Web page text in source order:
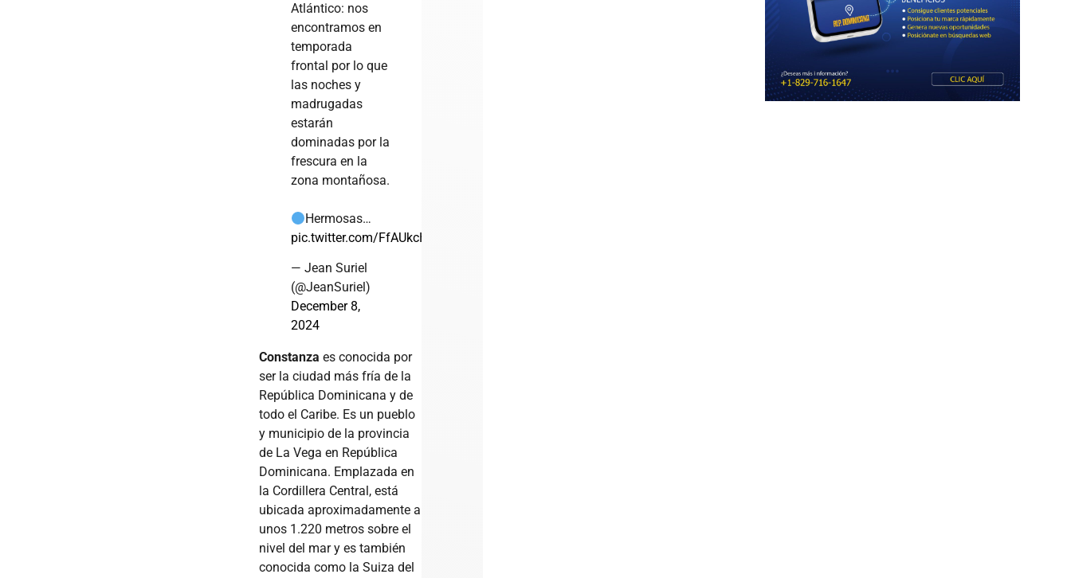
Atlántico: nos
encontramos en
temporada
frontal por lo que
las noches y
madrugadas
estarán
dominadas por la
frescura en la
zona montañosa.
Hermosas…
pic.twitter.com/FfAUkcHHIr
— Jean Suriel
(@JeanSuriel)
December 8,
2024
Constanza es conocida por
ser la ciudad más fría de la
República Dominicana y de
todo el Caribe. Es un pueblo
y municipio de la provincia
de La Vega en República
Dominicana. Emplazada en
la Cordillera Central, está
ubicada aproximadamente a
unos 1.220 metros sobre el
nivel del mar y es también
conocida como la Suiza del